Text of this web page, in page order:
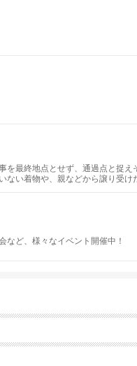
を最終地点とせず、通過点と捉
い着物や、親などから譲り受け
など、様々なイベント開催中！